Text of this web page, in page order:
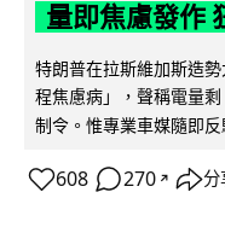
量即焦慮發作
特朗普在拉斯維加斯造
程焦慮病」，聲稱電量
制令。惟專業車媒隨即
608 270 ↗ 分